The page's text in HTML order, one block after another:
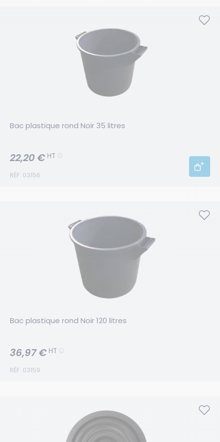
Bac plastique rond Noir 35 litres
RÉF. 03156
22,20 € HT
Bac plastique rond Noir 120 litres
RÉF. 03159
36,97 € HT